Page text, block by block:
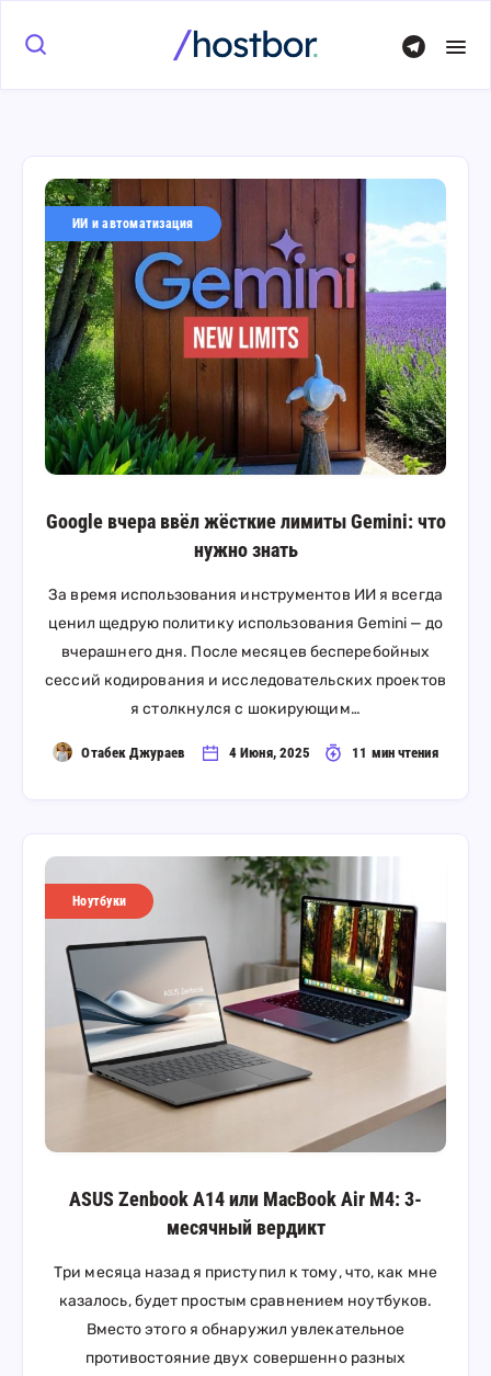
ИИ и автоматизация
Google вчера ввёл жёсткие лимиты Gemini: что
нужно знать
За время использования инструментов ИИ я всегда
ценил щедрую политику использования Gemini — до
вчерашнего дня. После месяцев бесперебойных
сессий кодирования и исследовательских проектов
я столкнулся с шокирующим…
Отабек Джураев 4 Июня, 2025 11 мин чтения
Ноутбуки
ASUS Zenbook A14 или MacBook Air M4: 3-
месячный вердикт
Три месяца назад я приступил к тому, что, как мне
казалось, будет простым сравнением ноутбуков.
Вместо этого я обнаружил увлекательное
противостояние двух совершенно разных